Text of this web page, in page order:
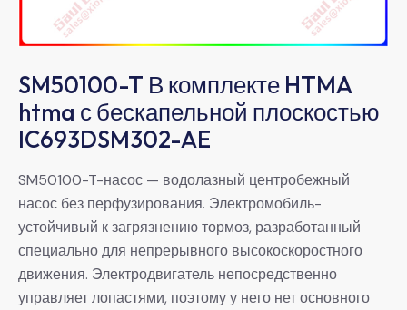
SM50100-T В комплекте HTMA
htma с бескапельной плоскостью
IC693DSM302-AE
SM50100-T-насос — водолазный центробежный
насос без перфузирования. Электромобиль-
устойчивый к загрязнению тормоз, разработанный
специально для непрерывного высокоскоростного
движения. Электродвигатель непосредственно
управляет лопастями, поэтому у него нет основного